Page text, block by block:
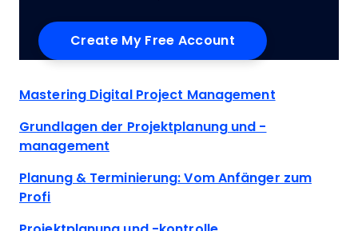
Mastering Digital Project Management
Grundlagen der Projektplanung und -
management
Planung & Terminierung: Vom Anfänger zum
Profi